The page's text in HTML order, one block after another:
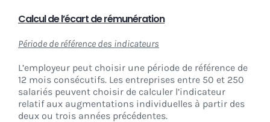
Calcul de l’écart de rémunération
Période de référence des indicateurs
L’employeur peut choisir une période de référence de
12 mois consécutifs. Les entreprises entre 50 et 250
salariés peuvent choisir de calculer l’indicateur
relatif aux augmentations individuelles à partir des
deux ou trois années précédentes.